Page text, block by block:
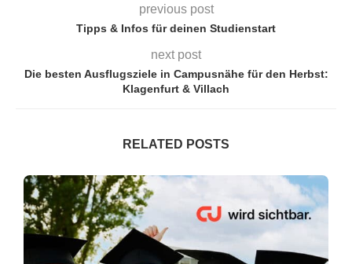
previous post
Tipps & Infos für deinen Studienstart
next post
Die besten Ausflugsziele in Campusnähe für den Herbst:
Klagenfurt & Villach
RELATED POSTS